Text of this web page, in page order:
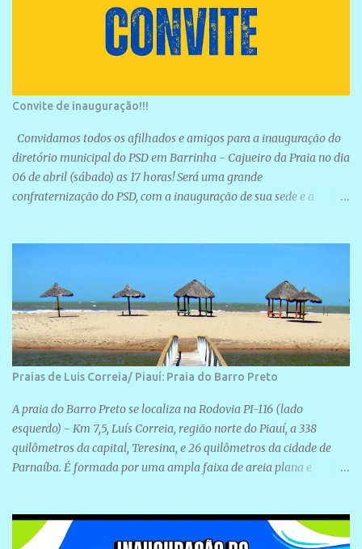
Convite de inauguração!!!
Convidamos todos os afilhados e amigos para a inauguração do
diretório municipal do PSD em Barrinha - Cajueiro da Praia no dia
06 de abril (sábado) as 17 horas! Será uma grande
confraternização do PSD, com a inauguração de sua sede e a
Praias de Luis Correia/ Piauí: Praia do Barro Preto
A praia do Barro Preto se localiza na Rodovia PI-116 (lado
esquerdo) - Km 7,5, Luís Correia, região norte do Piauí, a 338
quilômetros da capital, Teresina, e 26 quilômetros da cidade de
Parnaíba. É formada por uma ampla faixa de areia plana e
devido ao extensivo molhe de pedras que não chegam a 2 metros
de altura, não apresentando dunas em seu espaço geográfico. Não